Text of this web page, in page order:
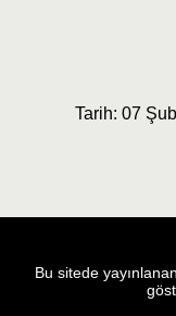
Tarih: 07
Bu sitede